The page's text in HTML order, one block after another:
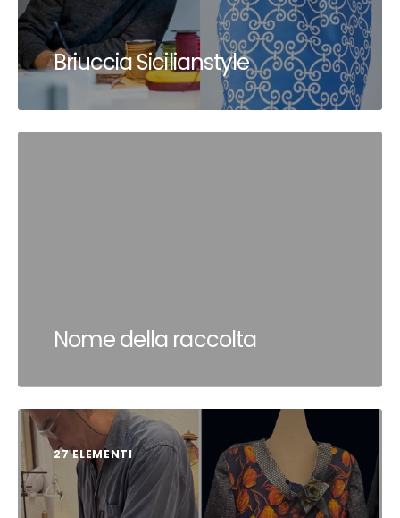
Briuccia Sicilianstyle
Nome della raccolta
27 ELEMENTI